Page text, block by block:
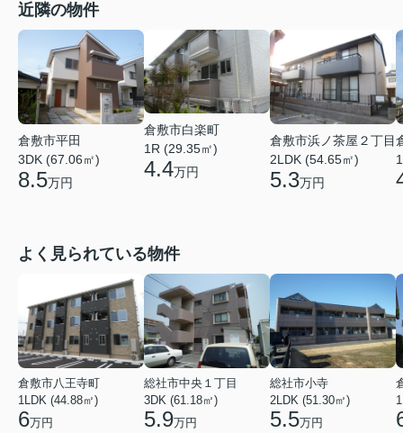
近隣の物件
倉敷市平田
3DK (67.06㎡)
8.5万円
倉敷市白楽町
1R (29.35㎡)
4.4万円
倉敷市浜ノ茶屋２丁目
2LDK (54.65㎡)
5.3万円
よく見られている物件
倉敷市八王寺町
1LDK (44.88㎡)
6万円
総社市中央１丁目
3DK (61.18㎡)
5.9万円
総社市小寺
2LDK (51.30㎡)
5.5万円